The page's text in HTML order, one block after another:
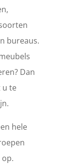
bureaus.
Dan
u te
hele